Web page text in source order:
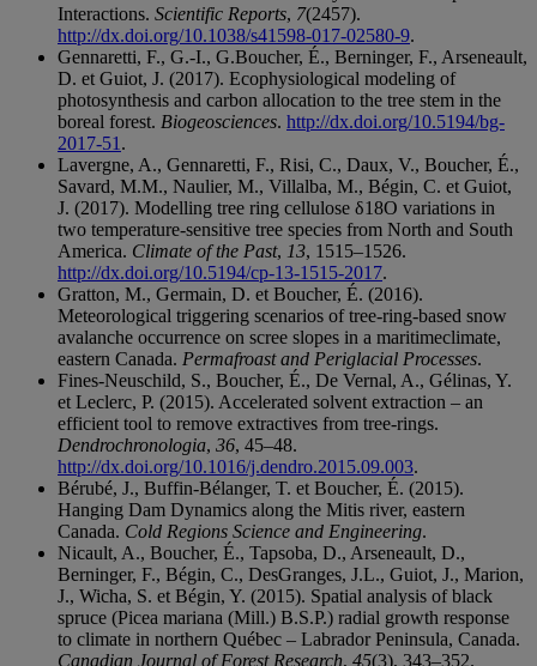
Interactions. Scientific Reports, 7(2457).
http://dx.doi.org/10.1038/s41598-017-02580-9.
Gennaretti, F., G.-I., G.Boucher, É., Berninger, F., Arseneault,
D. et Guiot, J. (2017). Ecophysiological modeling of
photosynthesis and carbon allocation to the tree stem in the
boreal forest. Biogeosciences. http://dx.doi.org/10.5194/bg-
2017-51 .
Lavergne, A., Gennaretti, F., Risi, C., Daux, V., Boucher, É.,
Savard, M.M., Naulier, M., Villalba, M., Bégin, C. et Guiot,
J. (2017). Modelling tree ring cellulose δ18O variations in
two temperature-sensitive tree species from North and South
America. Climate of the Past, 13, 1515–1526.
http://dx.doi.org/10.5194/cp-13-1515-2017.
Gratton, M., Germain, D. et Boucher, É. (2016).
Meteorological triggering scenarios of tree-ring-based snow
avalanche occurrence on scree slopes in a maritimeclimate,
eastern Canada. Permafroast and Periglacial Processes.
Fines-Neuschild, S., Boucher, É., De Vernal, A., Gélinas, Y.
et Leclerc, P. (2015). Accelerated solvent extraction – an
efficient tool to remove extractives from tree-rings.
Dendrochronologia, 36, 45–48.
http://dx.doi.org/10.1016/j.dendro.2015.09.003.
Bérubé, J., Buffin-Bélanger, T. et Boucher, É. (2015).
Hanging Dam Dynamics along the Mitis river, eastern
Canada. Cold Regions Science and Engineering.
Nicault, A., Boucher, É., Tapsoba, D., Arseneault, D.,
Berninger, F., Bégin, C., DesGranges, J.L., Guiot, J., Marion,
J., Wicha, S. et Bégin, Y. (2015). Spatial analysis of black
spruce (Picea mariana (Mill.) B.S.P.) radial growth response
to climate in northern Québec – Labrador Peninsula, Canada.
Canadian Journal of Forest Research, 45(3), 343–352.